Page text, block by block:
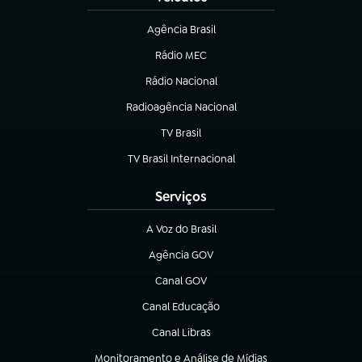
Agência Brasil
(abre em nova aba)
Rádio MEC
(abre em nova aba)
Rádio Nacional
Radioagência Nacional
(abre em nova aba)
TV Brasil
(abre em nova aba)
TV Brasil Internacional
(abre em nova aba)
Serviços
A Voz do Brasil
(abre em nova aba)
Agência GOV
(abre em nova aba)
Canal GOV
(abre em nova aba)
Canal Educação
(abre em nova aba)
Canal Libras
(abre em nova aba)
Monitoramento e Análise de Mídias